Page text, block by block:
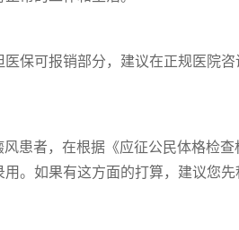
保可报销部分，建议在正规医院咨
患者，在根据《应征公民体格检
。如果有这方面的打算，建议您